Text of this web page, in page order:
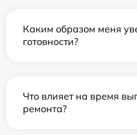
Каким образом меня
готовности?
Что влияет на время
ремонта?